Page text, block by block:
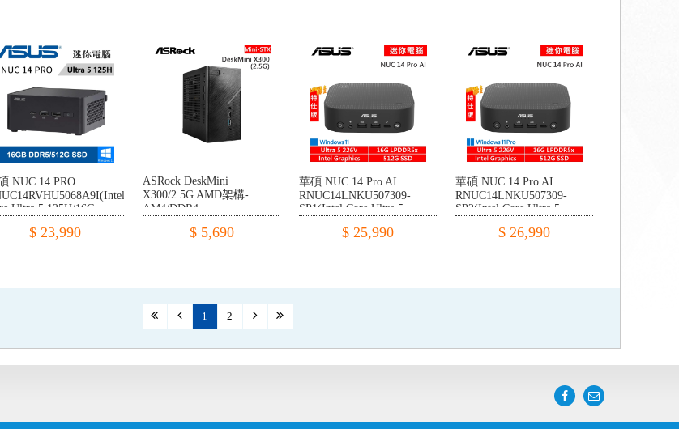
NUC 14 PRO
Ultra 5 125H/16G
$ 23,990
ASRock DeskMini
X300/2.5G AMD架構-
AM4/DDR4
$ 5,690
華碩 NUC 14 Pro AI
RNUC14LNKU507309-
SP1(Intel Core Ultra 5
PCIE/W11)$ 25,990
華碩 NUC 14 Pro AI
RNUC14LNKU507309-
SP2(Intel Core Ultra 5
PCIE/W11P)$ 26,990
1 2